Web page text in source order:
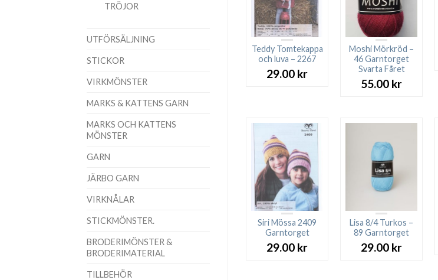
TRÖJOR
UTFÖRSÄLJNING
STICKOR
VIRKMÖNSTER
MARKS & KATTENS GARN
MARKS OCH KATTENS
MÖNSTER
GARN
JÄRBO GARN
VIRKNÅLAR
STICKMÖNSTER.
BRODERIMÖNSTER &
BRODERIMATERIAL
TILLBEHÖR
Teddy Tomtekappa
och luva – 2267
29.00 kr
Moshi Mörkröd –
46 Garntorget
Svarta Fåret
55.00 kr
Siri Mössa 2409
Garntorget
29.00 kr
Lisa 8/4 Turkos –
89 Garntorget
29.00 kr